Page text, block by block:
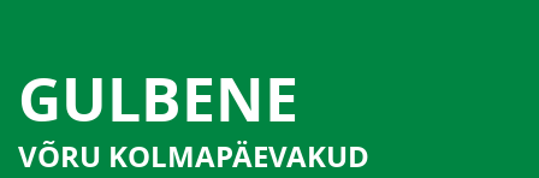
GULBENE
VÕRU KOLMAPÄEVAKUD